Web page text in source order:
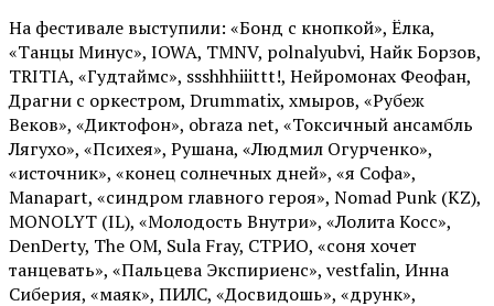
На фестивале выступили: «Бонд с кнопкой», Ёлка,
«Танцы Минус», IOWA, TMNV, polnalyubvi, Найк Борзов,
TRITIA, «Гудтаймс», ssshhhiiittt!, Нейромонах Феофан,
Драгни с оркестром, Drummatix, хмыров, «Рубеж
Веков», «Диктофон», obraza net, «Токсичный ансамбль
Лягухо», «Психея», Рушана, «Людмил Огурченко»,
«источник», «конец солнечных дней», «я Софа»,
Manapart, «синдром главного героя», Nomad Punk (KZ),
MONOLYT (IL), «Молодость Внутри», «Лолита Косс»,
DenDerty, The OM, Sula Fray, СТРИО, «соня хочет
танцевать», «Пальцева Экспириенс», vestfalin, Инна
Сиберия, «маяк», ПИЛС, «Досвидошь», «друнк»,